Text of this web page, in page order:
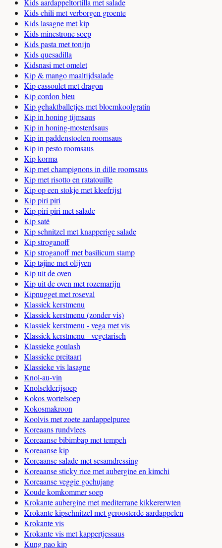
Kids chili met verborgen groente
Kids lasagne met kip
Kids minestrone soep
Kids pasta met tonijn
Kids quesadilla
Kidsnasi met omelet
Kip & mango maaltijdsalade
Kip cassoulet met dragon
Kip cordon bleu
Kip gehaktballetjes met bloemkoolgratin
Kip in honing tijmsaus
Kip in honing-mosterdsaus
Kip in paddenstoelen roomsaus
Kip in pesto roomsaus
Kip korma
Kip met champignons in dille roomsaus
Kip met risotto en ratatouille
Kip op een stokje met kleefrijst
Kip piri piri
Kip piri piri met salade
Kip saté
Kip schnitzel met knapperige salade
Kip stroganoff
Kip stroganoff met basilicum stamp
Kip tajine met olijven
Kip uit de oven
Kip uit de oven met rozemarijn
Kipnugget met roseval
Klassiek kerstmenu
Klassiek kerstmenu (zonder vis)
Klassiek kerstmenu - vega met vis
Klassiek kerstmenu - vegetarisch
Klassieke goulash
Klassieke preitaart
Klassieke vis lasagne
Knol-au-vin
Knolselderijsoep
Kokos wortelsoep
Kokosmakroon
Koolvis met zoete aardappelpuree
Koreaans rundvlees
Koreaanse bibimbap met tempeh
Koreaanse kip
Koreaanse salade met sesamdressing
Koreaanse sticky rice met aubergine en kimchi
Koreaanse veggie gochujang
Koude komkommer soep
Krokante aubergine met mediterrane kikkererwten
Krokante kipschnitzel met geroosterde aardappelen
Krokante vis
Krokante vis met kappertjessaus
Kung pao kip